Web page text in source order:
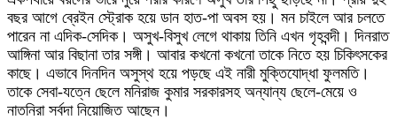
বছর আগে ব্রেইন স্ট্রোক হয়ে ডান হাত-পা অবস হয়। মন চাইলে আর চলতে
পারেন না এদিক-সেদিক। অসুখ-বিসুখ লেগে থাকায় তিনি এখন গৃহবন্দী। দিনরাত
আঙ্গিনা আর বিছানা তার সঙ্গী। আবার কখনো কখনো তাকে নিতে হয় চিকিৎসকের
কাছে। এভাবে দিনদিন অসুস্থ হয়ে পড়ছে এই নারী মুক্তিযোদ্ধা ফুলমতি।
তাকে সেবা-যত্নে ছেলে মনিরাজ কুমার সরকারসহ অন্যান্য ছেলে-মেয়ে ও
নাতনিরা সর্বদা নিয়োজিত আছেন।